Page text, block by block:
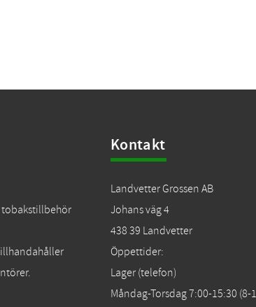
tobakstillbehör
Kontakt
Landvetter Grossen AB
Johans väg 4
438 39 Landvetter
Öppettider:
Lager (telefon)
Måndag-Torsdag 7:00-15:30 (8-